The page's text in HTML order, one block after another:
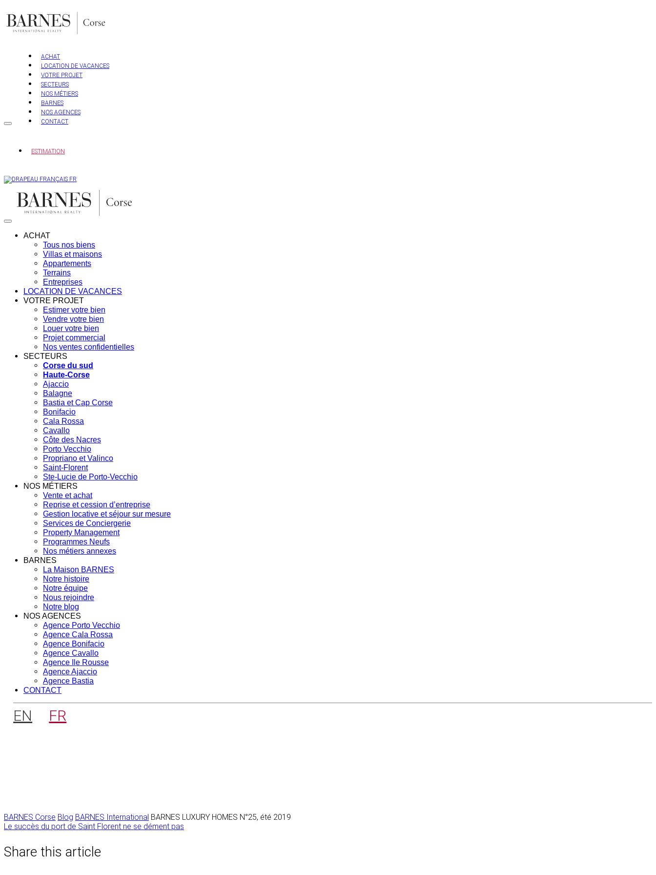
au
contenu
ACHAT
LOCATION DE VACANCES
VOTRE PROJET
SECTEURS
NOS MÉTIERS
BARNES
NOS AGENCES
CONTACT
ESTIMATION
FR
ACHAT
Tous nos biens
Villas et maisons
Appartements
Terrains
Entreprises
LOCATION DE VACANCES
VOTRE PROJET
Estimer votre bien
Vendre votre bien
Louer votre bien
Projet commercial
Nos ventes confidentielles
SECTEURS
Corse du sud
Haute-Corse
Ajaccio
Balagne
Bastia et Cap Corse
Bonifacio
Cala Rossa
Cavallo
Côte des Nacres
Porto Vecchio
Propriano et Valinco
Saint-Florent
Ste-Lucie de Porto-Vecchio
NOS MÉTIERS
Vente et achat
Reprise et cession d’entreprise
Gestion locative et séjour sur mesure
Services de Conciergerie
Property Management
Programmes Neufs
Nos métiers annexes
BARNES
La Maison BARNES
Notre histoire
Notre équipe
Nous rejoindre
Notre blog
NOS AGENCES
Agence Porto Vecchio
Agence Cala Rossa
Agence Bonifacio
Agence Cavallo
Agence Ile Rousse
Agence Ajaccio
Agence Bastia
CONTACT
EN FR
BARNES Corse Blog BARNES International BARNES LUXURY HOMES N°25, été 2019
Navigation
l’article
Le succès du port de Saint Florent ne se dément pas
Share this article